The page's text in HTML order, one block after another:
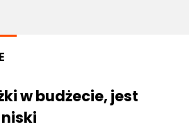
w budżecie, jest